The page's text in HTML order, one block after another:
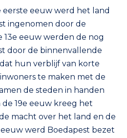
eerste eeuw werd het land
ingenomen door de
13e eeuw werden de nog
door de binnenvallende
hun verblijf van korte
te maken met de
de steden in handen
de 19e eeuw kreeg het
macht over het land en de
werd Boedapest bezet